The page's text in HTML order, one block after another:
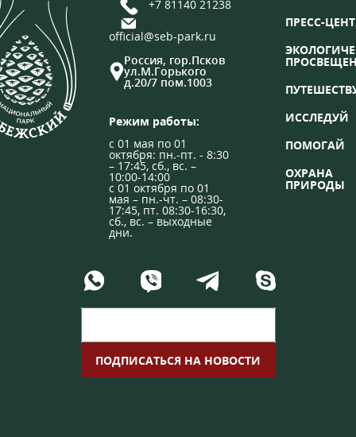
+7 81140 21238
official@seb-park.ru
Россия, гор.Псков
ул.М.Горького
д.20/7 пом.1003
Режим работы:
с 01 мая по 01
октября: пн.-пт. - 8:30
– 17:45, сб., вс. –
10:00-14:00
с 01 октября по 01
мая – пн.-чт. – 08:30-
17:45, пт. 08:30-16:30,
сб., вс. – выходные
дни.
ПРЕСС-
ИССЛЕДУЙ
ПОМОГАЙ
ОХРАНА
ПРИРОДЫ